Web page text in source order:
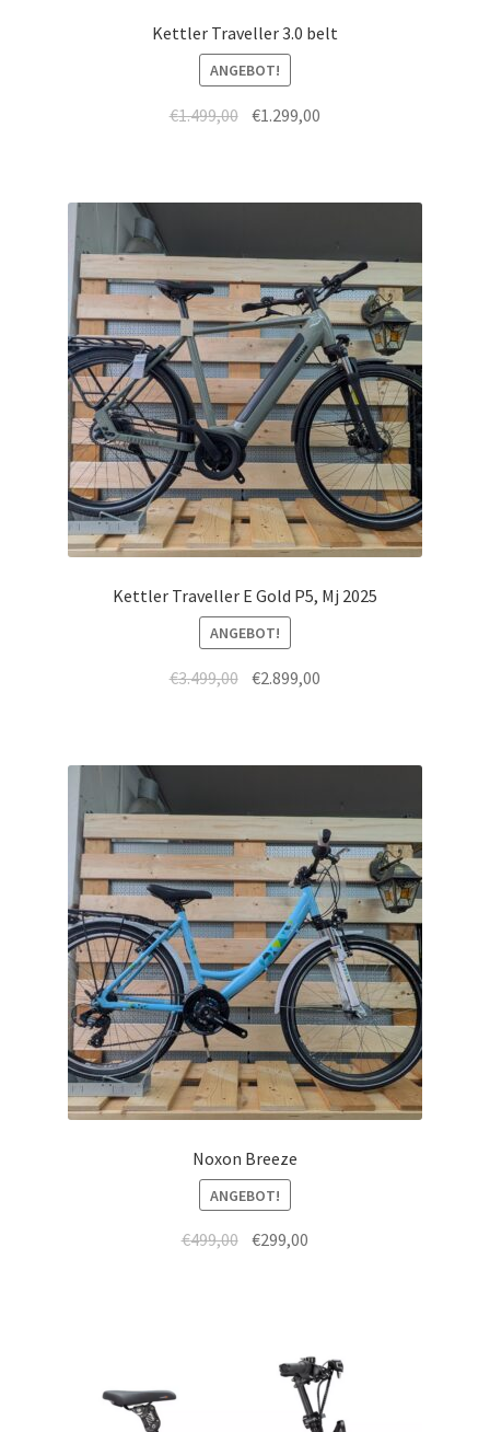
Kettler Traveller 3.0 belt
ANGEBOT!
€1.499,00 €1.299,00
Kettler Traveller E Gold P5, Mj 2025
ANGEBOT!
€3.499,00 €2.899,00
Noxon Breeze
ANGEBOT!
€499,00 €299,00